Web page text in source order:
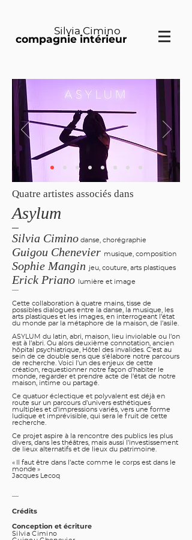
compagnie intérieur
Silvia Cimino
Quatre artistes associés dans
Asylum
—
Silvia Cimino danse, chorégraphie
Guigou Chenevier musique, composition
Sophie Mangin jeu, couture, arts plastiques
Erick Priano
lumière et image
—
Cette collaboration à quatre mains, tisse de
possibles dialogues entre la danse, la musique, les
arts plastiques et les images, en interrogeant l’état
du monde par la métaphore de la maison, de l’asile.
ASYLUM du latin, abri, maison, lieu inviolable ou l’on
est à l’abri. Ou alors deuxième connotation, ancien
hôpital psychiatrique, Hôtel des invalides. C’est au
sein de ce double sens que s’élabore notre parcours
de recherche. Voici l’un des enjeux de cette
création, requestionner notre façon d’habiter le
monde, regarder et prendre acte de l’état de notre
maison, intime ou partagé.
Ce quatuor éclectique et polyvalent est déjà en
route sur un parcours d’univers esthétiques
multiples et d’impressions variés, vers une forme
ludique et imprévisible, qui sera le fruit de cette
recherche.
Ce projet aspire à la rencontre des publics les plus
divers, dans les théâtres, mais aussi l’investissement
de lieux alternatifs et de lieux du patrimoine.
« Il faut être dans l’acte comme le corps est dans le
monde »
Jacques Lecoq
—
Crédits
Conception et écriture
Silvia Cimino